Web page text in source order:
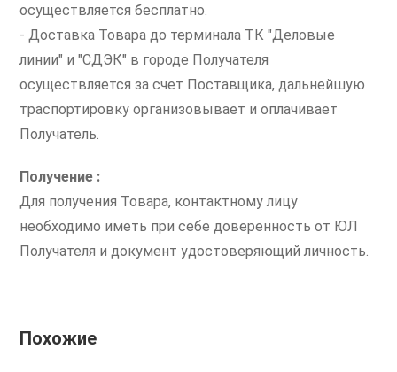
осуществляется бесплатно.
- Доставка Товара до терминала ТК "Деловые
линии" и "СДЭК" в городе Получателя
осуществляется за счет Поставщика, дальнейшую
траспортировку организовывает и оплачивает
Получатель.
Получение :
Для получения Товара, контактному лицу
необходимо иметь при себе доверенность от ЮЛ
Получателя и документ удостоверяющий личность.
Похожие